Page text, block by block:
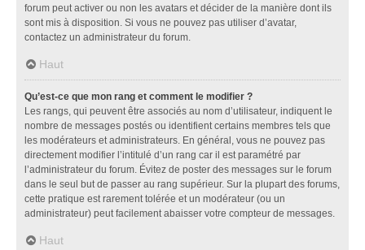
forum peut activer ou non les avatars et décider de la manière dont ils
sont mis à disposition. Si vous ne pouvez pas utiliser d’avatar,
contactez un administrateur du forum.
Haut
Qu’est-ce que mon rang et comment le modifier ?
Les rangs, qui peuvent être associés au nom d’utilisateur, indiquent le
nombre de messages postés ou identifient certains membres tels que
les modérateurs et administrateurs. En général, vous ne pouvez pas
directement modifier l’intitulé d’un rang car il est paramétré par
l’administrateur du forum. Évitez de poster des messages sur le forum
dans le seul but de passer au rang supérieur. Sur la plupart des forums,
cette pratique est rarement tolérée et un modérateur (ou un
administrateur) peut facilement abaisser votre compteur de messages.
Haut